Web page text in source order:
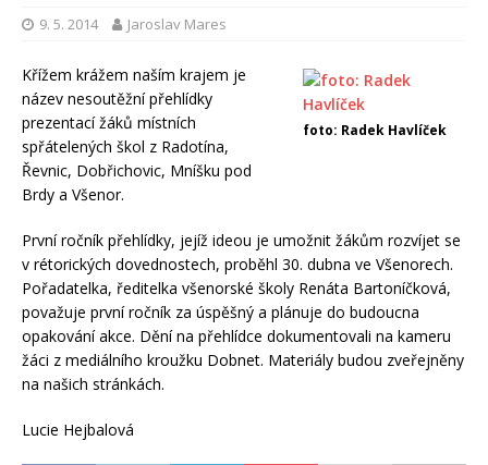
9. 5. 2014 Jaroslav Mares
foto: Radek Havlíček
Křížem krážem naším krajem je
název nesoutěžní přehlídky
prezentací žáků místních
spřátelených škol z Radotína,
Řevnic, Dobřichovic, Mníšku pod
Brdy a Všenor.
První ročník přehlídky, jejíž ideou je umožnit žákům rozvíjet se
v rétorických dovednostech, proběhl 30. dubna ve Všenorech.
Pořadatelka, ředitelka všenorské školy Renáta Bartoníčková,
považuje první ročník za úspěšný a plánuje do budoucna
opakování akce. Dění na přehlídce dokumentovali na kameru
žáci z mediálního kroužku Dobnet. Materiály budou zveřejněny
na našich stránkách.
Lucie Hejbalová